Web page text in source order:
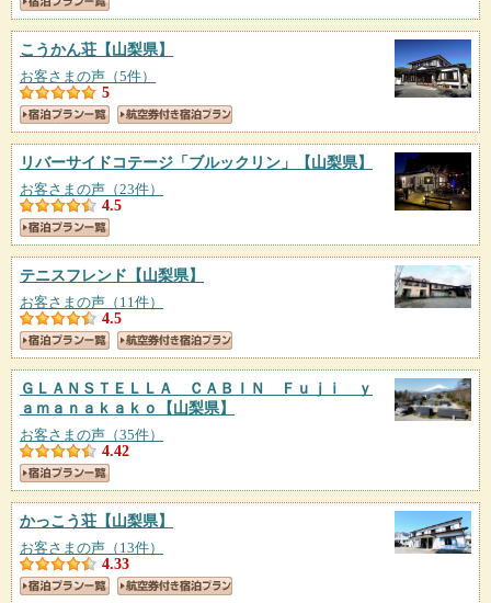
こうかん荘 【山梨県】
お客さまの声（5件）
5
リバーサイドコテージ「ブルックリン」 【山梨県】
お客さまの声（23件）
4.5
テニスフレンド 【山梨県】
お客さまの声（11件）
4.5
ＧＬＡＮＳＴＥＬＬＡ ＣＡＢＩＮ Ｆｕｊｉ ｙ
ａｍａｎａｋａｋｏ
【山梨県】
お客さまの声（35件）
4.42
かっこう荘 【山梨県】
お客さまの声（13件）
4.33